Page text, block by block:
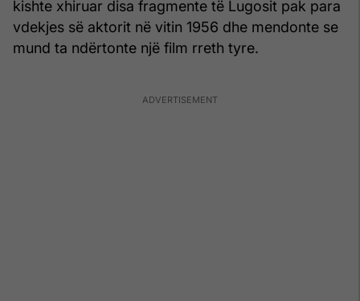
kishte xhiruar disa fragmente të Lugosit pak para
vdekjes së aktorit në vitin 1956 dhe mendonte se
mund ta ndërtonte një film rreth tyre.